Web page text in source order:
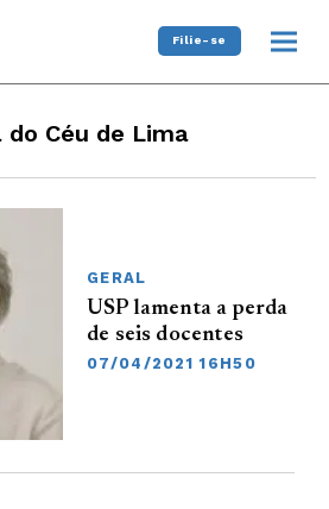
Filie-se
do Céu de Lima
GERAL
USP lamenta a perda
de seis docentes
07/04/2021 16H50